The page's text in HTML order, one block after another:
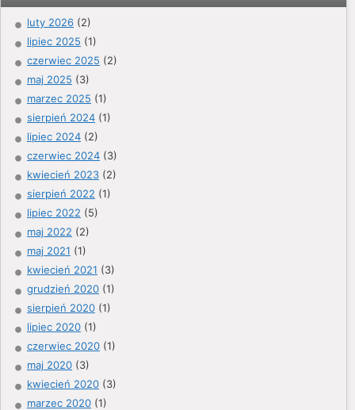
luty 2026 (2)
lipiec 2025 (1)
czerwiec 2025 (2)
maj 2025 (3)
marzec 2025 (1)
sierpień 2024 (1)
lipiec 2024 (2)
czerwiec 2024 (3)
kwiecień 2023 (2)
sierpień 2022 (1)
lipiec 2022 (5)
maj 2022 (2)
maj 2021 (1)
kwiecień 2021 (3)
grudzień 2020 (1)
sierpień 2020 (1)
lipiec 2020 (1)
czerwiec 2020 (1)
maj 2020 (3)
kwiecień 2020 (3)
marzec 2020 (1)